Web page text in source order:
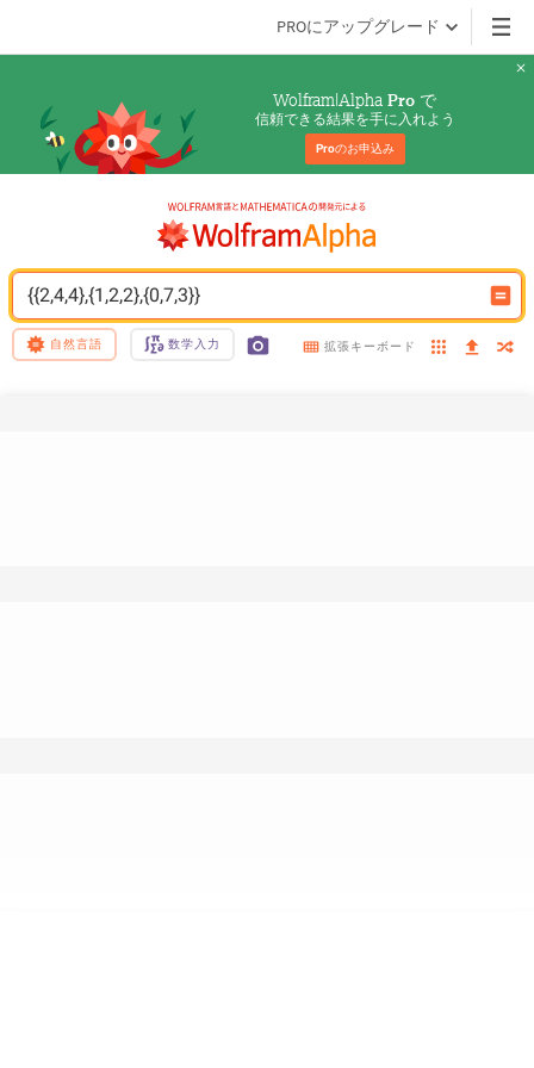
PROにアップグレード
Wolfram|Alpha Pro で
信頼できる結果を手に入れよう
Proのお申込み
{{2,4,4},{1,2,2},{0,7,3}}
自然言語 数学入力 拡張キーボード